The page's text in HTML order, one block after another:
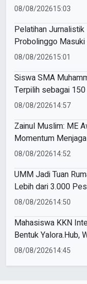
08/08/202615:03
Pelatihan Jurnalistik
Probolinggo
Antusias Ikuti Materi
08/08/202615:01
Siswa SMA
Terpilih sebagai
Forum Pelajar
08/08/202614:57
Zainul Muslim: ME
Momentum
Muhammadiyah
08/08/202614:52
UMM Jadi Tuan
Lebih dari 3.000
Pemimpin Masa
08/08/202614:50
Mahasiswa KKN
Bentuk Yalora.Hub,
Pemuda Yala Thailand
08/08/202614:45